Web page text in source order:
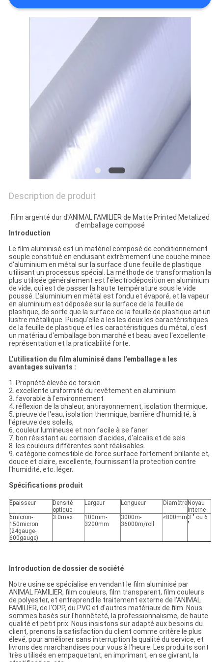
NOUVELLES
UN DEVIS
POLITIQUE
CONFIDENTIALITÉ
Description de produit
Film argenté dur d'ANIMAL FAMILIER de Matte Printed Metalized
d'emballage composé
Introduction
Le film aluminisé est un matériel composé de conditionnement
souple constitué en enduisant extrêmement une couche mince
d'aluminium en métal sur la surface d'une feuille de plastique
utilisant un processus spécial. La méthode de transformation la
plus utilisée généralement est l'électrodéposition en aluminium
de vide, qui est de passer la haute température sous le vide
poussé. L'aluminium en métal est fondu et évaporé, et la vapeur
en aluminium est déposée sur la surface de la feuille de
plastique, de sorte que la surface de la feuille de plastique ait un
lustre métallique. Puisqu'elle a les les deux les caractéristiques
de la feuille de plastique et les caractéristiques du métal, c'est
un matériau d'emballage bon marché et beau avec l'excellente
représentation et la praticabilité forte.
L'utilisation du film aluminisé dans l'emballage a les
avantages suivants :
1. Propriété élevée de torsion.
2. excellente uniformité du revêtement en aluminium
3. favorable à l'environnement
4. réflexion de la chaleur, antirayonnement, isolation thermique,
5. preuve de l'eau, isolation thermique, barrière d'humidité, à
l'épreuve des soleils,
6. couleur lumineuse et non facile à se faner
7. bon résistant au corrision d'acides, d'alcalis et de sels
8. les couleurs différentes sont réalisables.
9. catégorie comestible de force surface fortement brillante et,
douce et claire, excellente, fournissant la protection contre
l'humidité, etc. léger.
Spécifications produit
Épaisseur
Densité
optique
Largeur Longueur Diamètre Noyau
interne
6micron-
150micron
(24gauge-
600gauge)
3.0max
100mm-
3200mm
3000m-
36000m/roll
≤800mm 3 ″ ou 6
″
Introduction de dossier de société
Notre usine se spécialise en vendant le film aluminisé par
ANIMAL FAMILIER, film couleurs, film transparent, film couleurs
de polyester, et entreprend le traitement externe de l'ANIMAL
FAMILIER, de l'OPP, du PVC et d'autres matériaux de film. Nous
sommes basés sur l'honnêteté, la professionnalisme, de haute
qualité et petit prix. Nous insistons sur adapté aux besoins du
client, prenons la satisfaction du client comme critère le plus
élevé, pour améliorer sans interruption la qualité du service, et
livrons des marchandises pour vous à l'heure. Les produits sont
très utilisés en empaquetant, en imprimant, en se givrant, la